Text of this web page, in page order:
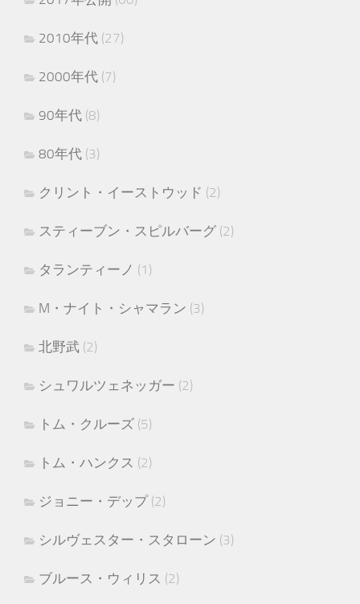
2010年代 (27)
2000年代 (7)
90年代 (8)
80年代 (3)
クリント・イーストウッド (2)
スティーブン・スピルバーグ (2)
タランティーノ (1)
M・ナイト・シャマラン (3)
北野武 (2)
シュワルツェネッガー (2)
トム・クルーズ (5)
トム・ハンクス (2)
ジョニー・デップ(2)
シルヴェスター・スタローン (3)
ブルース・ウィリス (2)